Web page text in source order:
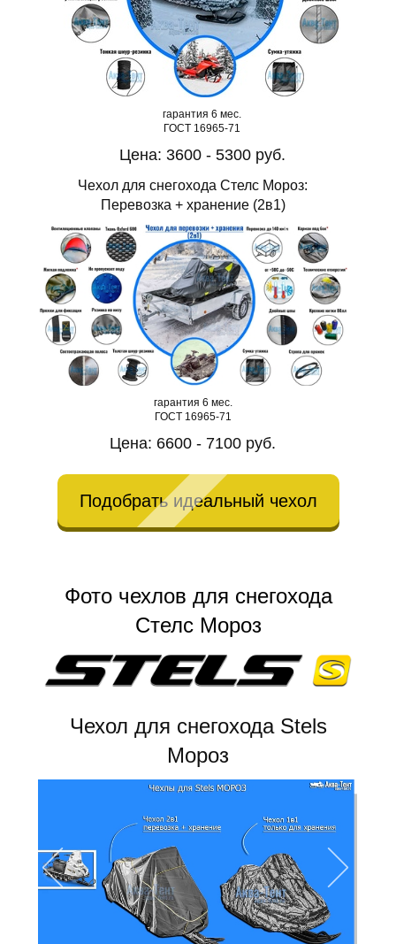
гарантия 6 мес.
ГОСТ 16965-71
Цена: 3600 - 5300 руб.
Чехол для снегохода Стелс Мороз:
Перевозка + хранение (2в1)
гарантия 6 мес.
ГОСТ 16965-71
Цена: 6600 - 7100 руб.
Подобрать идеальный чехол
Фото чехлов для снегохода
Стелс Мороз
Чехол для снегохода Stels
Мороз